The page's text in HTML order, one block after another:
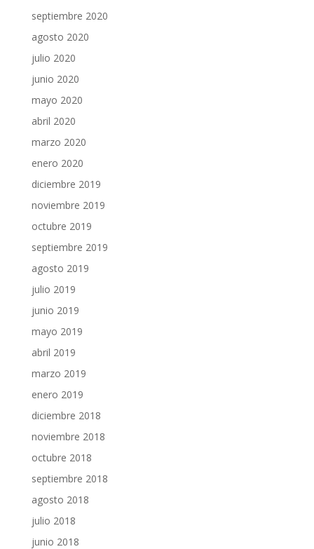
septiembre 2020
agosto 2020
julio 2020
junio 2020
mayo 2020
abril 2020
marzo 2020
enero 2020
diciembre 2019
noviembre 2019
octubre 2019
septiembre 2019
agosto 2019
julio 2019
junio 2019
mayo 2019
abril 2019
marzo 2019
enero 2019
diciembre 2018
noviembre 2018
octubre 2018
septiembre 2018
agosto 2018
julio 2018
junio 2018